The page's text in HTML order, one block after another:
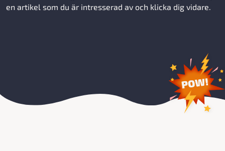
en artikel som du är intresserad av och klicka dig vidare.